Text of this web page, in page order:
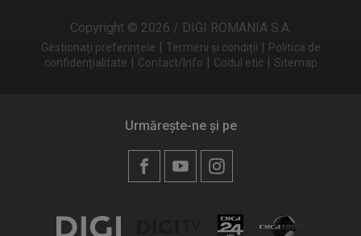
Copyright © 2026 / DIGI ROMANIA S.A.
Gestionați preferințele | Termeni și condiții | Politica de
confidențialitate | Contact/Info | Codul etic | Sitemap
Urmărește-ne și pe